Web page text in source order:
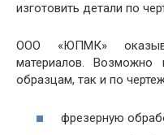
изготовить детали по
ООО «ЮПМК»
материалов. Возможно
образцам, так и по
фрезерную